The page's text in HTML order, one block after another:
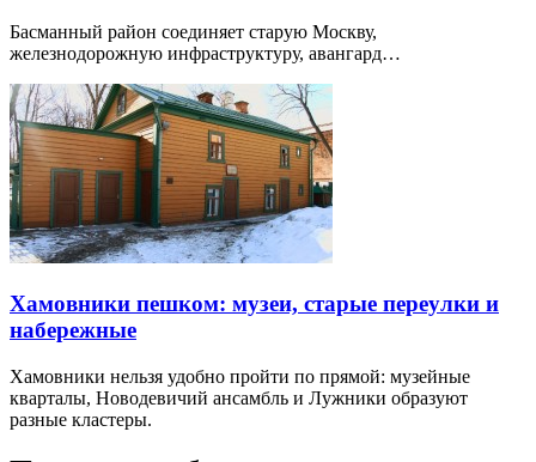
Басманный район соединяет старую Москву,
железнодорожную инфраструктуру, авангард…
Хамовники пешком: музеи, старые переулки и
набережные
Хамовники нельзя удобно пройти по прямой: музейные
кварталы, Новодевичий ансамбль и Лужники образуют
разные кластеры.